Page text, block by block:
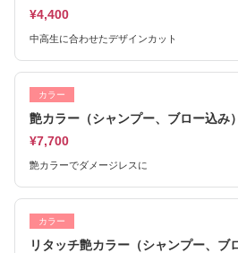
¥4,400
中高生に合わせたデザインカット
カラー
艶カラー（シャンプー、ブロー込み）
¥7,700
艶カラーでダメージレスに
カラー
リタッチ艶カラー（シャンプー、ブ